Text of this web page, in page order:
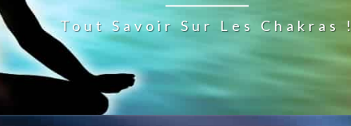
Tout Savoir Sur Les Chakras !